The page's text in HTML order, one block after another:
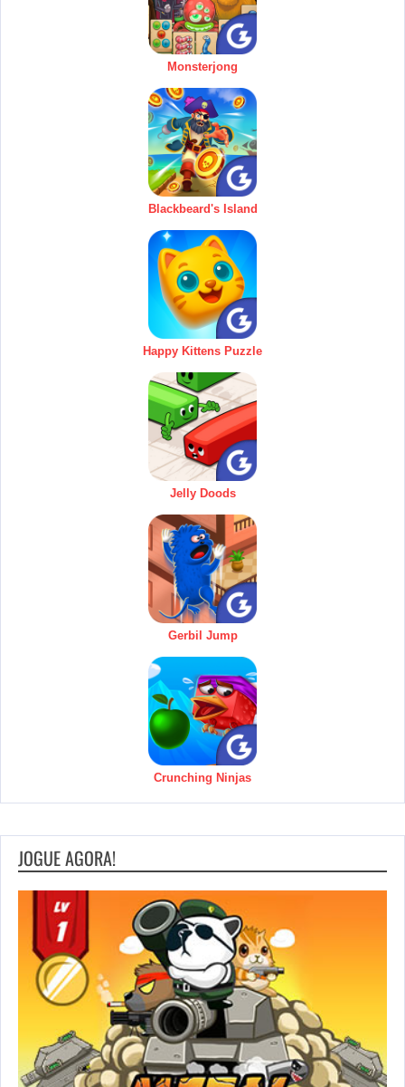
Monsterjong
Blackbeard's Island
Happy Kittens Puzzle
Jelly Doods
Gerbil Jump
Crunching Ninjas
JOGUE AGORA!